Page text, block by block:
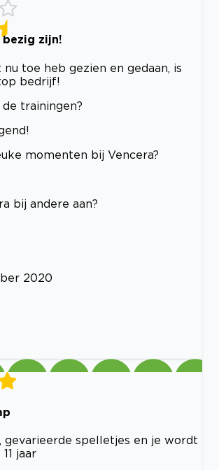
zijn!
toe heb gezien en gedaan, is
bedrijf!
trainingen?
momenten bij Vencera?
bij andere aan?
2020
gevarieerde spelletjes en je wordt
jaar